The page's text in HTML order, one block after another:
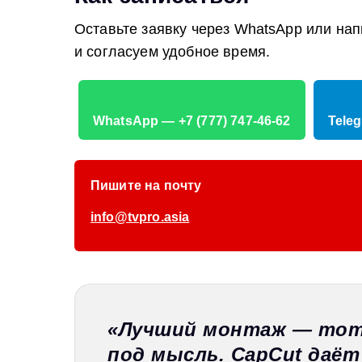
Оставьте заявку через WhatsApp или
и согласуем удобное время.
WhatsApp — +7 (777) 747-46-62
Пишите на почту
info@tvpro.asia
«Лучший монтаж —
под мысль. CapCut